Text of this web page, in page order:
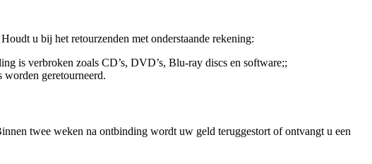
u bij het retourzenden met onderstaande rekening:
is verbroken zoals CD’s, DVD’s, Blu-ray discs en software;;
geretourneerd.
twee weken na ontbinding wordt uw geld teruggestort of ontvangt u een